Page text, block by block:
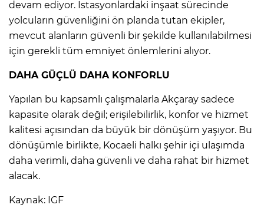
devam ediyor. İstasyonlardaki inşaat sürecinde
yolcuların güvenliğini ön planda tutan ekipler,
mevcut alanların güvenli bir şekilde kullanılabilmesi
için gerekli tüm emniyet önlemlerini alıyor.
DAHA GÜÇLÜ DAHA KONFORLU
Yapılan bu kapsamlı çalışmalarla Akçaray sadece
kapasite olarak değil; erişilebilirlik, konfor ve hizmet
kalitesi açısından da büyük bir dönüşüm yaşıyor. Bu
dönüşümle birlikte, Kocaeli halkı şehir içi ulaşımda
daha verimli, daha güvenli ve daha rahat bir hizmet
alacak.
Kaynak: IGF